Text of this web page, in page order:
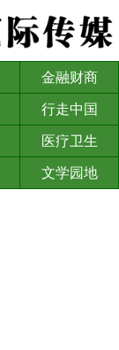
金融财商
行走中国
医疗卫生
文学园地